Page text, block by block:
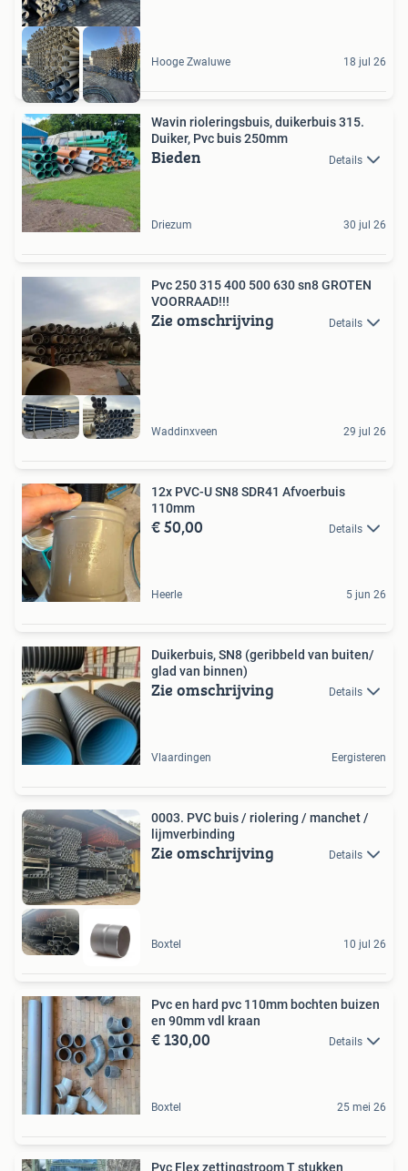
Hooge Zwaluwe 18 jul 26
Wavin rioleringsbuis, duikerbuis 315.
Duiker, Pvc buis 250mm
Bieden Details
Driezum 30 jul 26
Pvc 250 315 400 500 630 sn8 GROTEN
VOORRAAD!!!
Zie omschrijving Details
Waddinxveen 29 jul 26
12x PVC-U SN8 SDR41 Afvoerbuis
110mm
€ 50,00 Details
Heerle 5 jun 26
Duikerbuis, SN8 (geribbeld van buiten/
glad van binnen)
Zie omschrijving Details
Vlaardingen Eergisteren
0003. PVC buis / riolering / manchet /
lijmverbinding
Zie omschrijving Details
Boxtel 10 jul 26
Pvc en hard pvc 110mm bochten buizen
en 90mm vdl kraan
€ 130,00 Details
Boxtel 25 mei 26
Pvc Flex zettingstroom T stukken